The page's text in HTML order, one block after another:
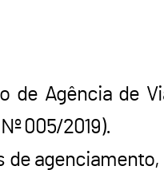
de Agência de
005/2019).
de